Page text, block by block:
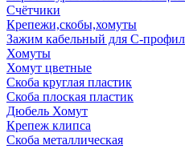
Счётчики
Крепежи,скобы,хомуты
Зажим кабельный для С-
Хомуты
Хомут цветные
Скоба круглая пластик
Скоба плоская пластик
Дюбель Хомут
Крепеж клипса
Скоба металлическая